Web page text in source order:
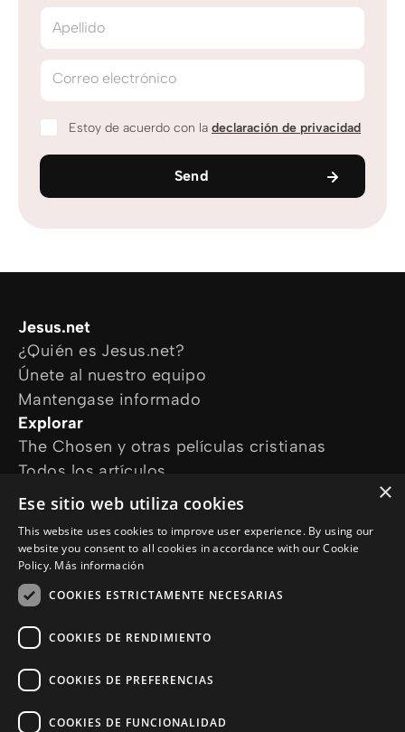
Apellido
Correo electrónico
Estoy de acuerdo con la declaración de privacidad
Send
Jesus.net
¿Quién es Jesus.net?
Únete al nuestro equipo
Mantengase informado
Explorar
The Chosen y otras películas cristianas
Todos los artículos
Cursos online
¿Cómo podemos ayudarte?
Devocional diario
Necesito oración
Síguenos en
×
Ese sitio web utiliza cookies
This website uses cookies to improve user experience. By using our
website you consent to all cookies in accordance with our Cookie
Policy. Más información
COOKIES ESTRICTAMENTE NECESARIAS
COOKIES DE RENDIMIENTO
COOKIES DE PREFERENCIAS
COOKIES DE FUNCIONALIDAD